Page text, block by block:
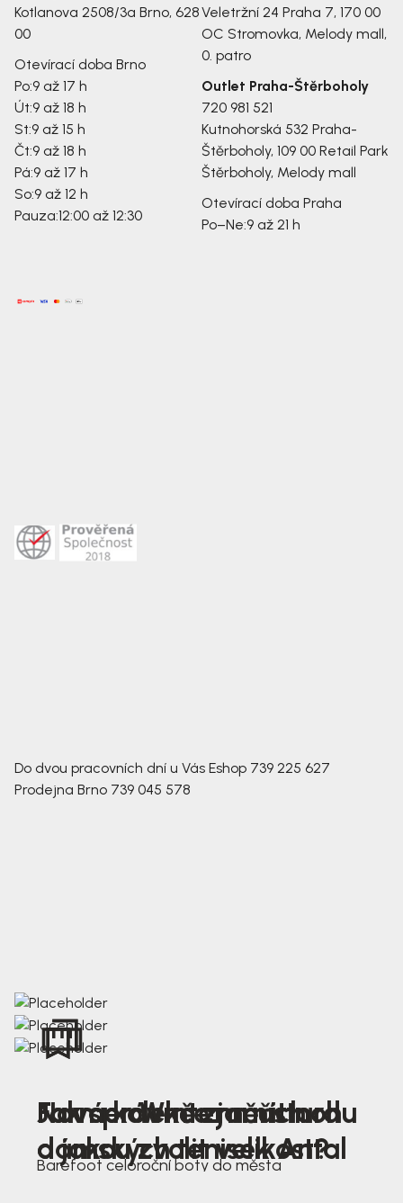
Kotlanova 2508/3a Brno, 628
00
Otevírací doba Brno
Po:9 až 17 h
Út:9 až 18 h
St:9 až 15 h
Čt:9 až 18 h
Pá:9 až 17 h
So:9 až 12 h
Pauza:12:00 až 12:30
Veletržní 24 Praha 7, 170 00
OC Stromovka, Melody mall,
0. patro
Outlet Praha-Štěrboholy
720 981 521
Kutnohorská 532 Praha-
Štěrboholy, 109 00 Retail Park
Štěrboholy, Melody mall
Otevírací doba Praha
Po–Ne:9 až 21 h
Do dvou pracovních dní u Vás Eshop 739 225 627
Prodejna Brno 739 045 578
Nová kolekce jarních
dámských tenisek Antal
Jak správně změřit nohu
a jakou zvolit velikost?
Farmer Winter mustard
Barefoot celoroční boty do města